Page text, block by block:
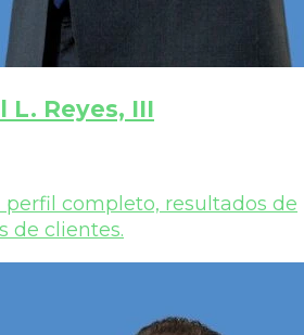
L. Reyes, III
perfil completo, resultados de
de clientes.